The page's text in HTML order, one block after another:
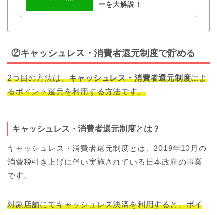
ーを大解説！
②キャッシュレス・消費者還元制度で貯める
2つ目の方法は、キャッシュレス・消費者還元制度によ
るポイント還元を利用する方法です。
キャッシュレス・消費者還元制度とは？
キャッシュレス・消費者還元制度とは、2019年10月の
消費税引き上げに伴い実施されている日本政府の事業
です。
対象店舗にてキャッシュレス決済を利用すると、ポイ